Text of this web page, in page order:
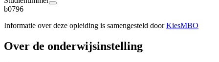
b0796
Informatie over deze opleiding is samengesteld doorKiesMBO
Over de onderwijsinstelling